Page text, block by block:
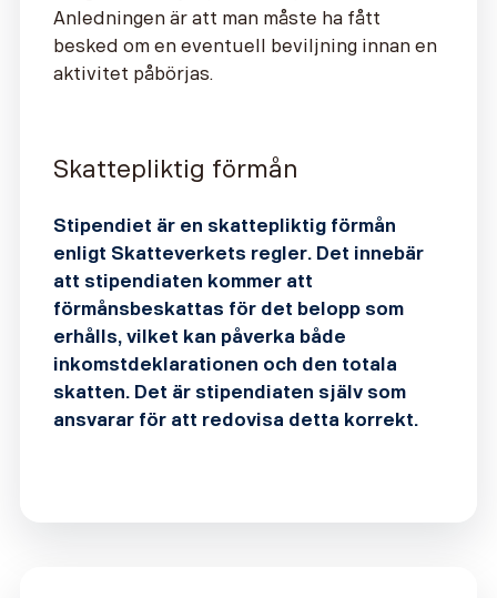
Anledningen är att man måste ha fått
besked om en eventuell beviljning innan en
aktivitet påbörjas.
Skattepliktig förmån
Stipendiet är en skattepliktig förmån
enligt Skatteverkets regler. Det innebär
att stipendiaten kommer att
förmånsbeskattas för det belopp som
erhålls, vilket kan påverka både
inkomstdeklarationen och den totala
skatten. Det är stipendiaten själv som
ansvarar för att redovisa detta korrekt.